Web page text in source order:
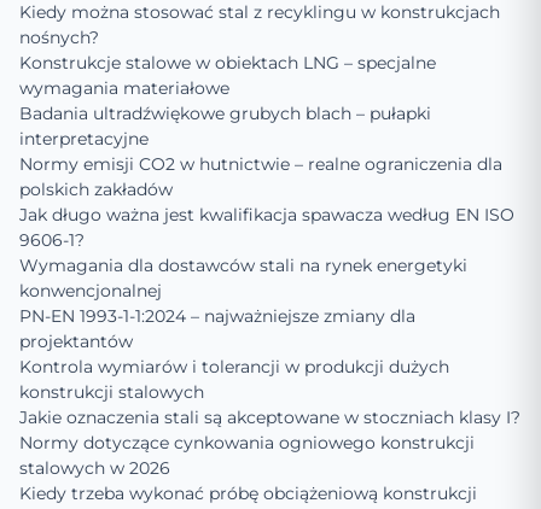
Kiedy można stosować stal z recyklingu w konstrukcjach
nośnych?
Konstrukcje stalowe w obiektach LNG – specjalne
wymagania materiałowe
Badania ultradźwiękowe grubych blach – pułapki
interpretacyjne
Normy emisji CO2 w hutnictwie – realne ograniczenia dla
polskich zakładów
Jak długo ważna jest kwalifikacja spawacza według EN ISO
9606-1?
Wymagania dla dostawców stali na rynek energetyki
konwencjonalnej
PN-EN 1993-1-1:2024 – najważniejsze zmiany dla
projektantów
Kontrola wymiarów i tolerancji w produkcji dużych
konstrukcji stalowych
Jakie oznaczenia stali są akceptowane w stoczniach klasy I?
Normy dotyczące cynkowania ogniowego konstrukcji
stalowych w 2026
Kiedy trzeba wykonać próbę obciążeniową konstrukcji